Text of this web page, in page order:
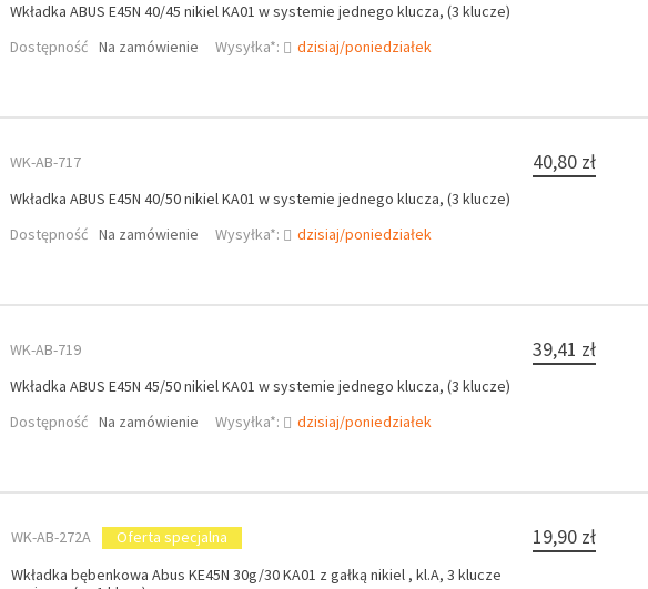
Wkładka ABUS E45N 40/45 nikiel KA01 w systemie jednego klucza, (3 klucze)
Dostępność Na zamówienie Wysyłka*: dzisiaj/poniedziałek
WK-AB-717
Wkładka ABUS E45N 40/50 nikiel KA01 w systemie jednego klucza, (3 klucze)
Dostępność Na zamówienie Wysyłka*: dzisiaj/poniedziałek
40,80 zł
WK-AB-719
Wkładka ABUS E45N 45/50 nikiel KA01 w systemie jednego klucza, (3 klucze)
Dostępność Na zamówienie Wysyłka*: dzisiaj/poniedziałek
39,41 zł
WK-AB-272A
Oferta specjalna
Wkładka bębenkowa Abus KE45N 30g/30 KA01 z gałką nikiel , kl.A, 3 klucze
19,90 zł